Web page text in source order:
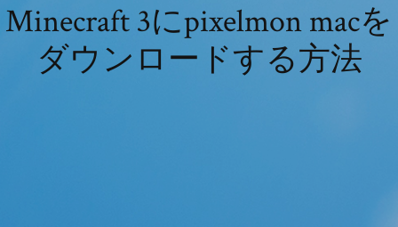
Minecraft 3にpixelmon macを
ダウンロードする方法